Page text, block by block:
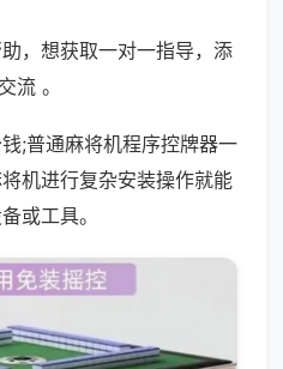
，想获取一对一指导，添
流 。
;普通麻将机程序控牌器一
机进行复杂安装操作就能
或工具。